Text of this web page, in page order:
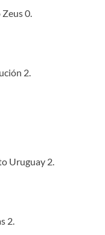
0.
2.
Uruguay 2.
2.